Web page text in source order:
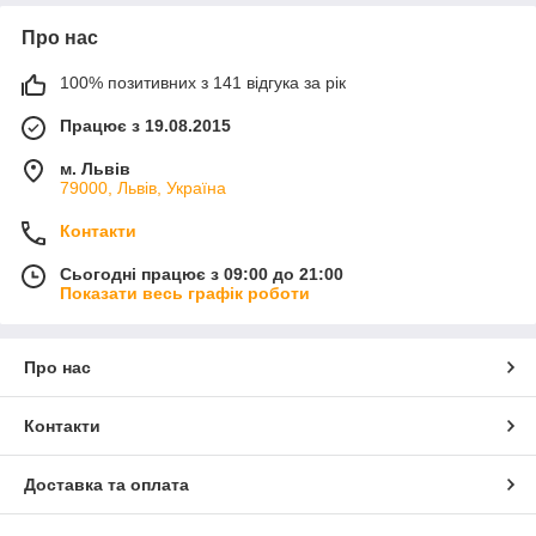
Про нас
100% позитивних з 141 відгука за рік
Працює з 19.08.2015
м. Львів
79000, Львів, Україна
Контакти
Сьогодні працює з 09:00 до 21:00
Показати весь графік роботи
Про нас
Контакти
Доставка та оплата